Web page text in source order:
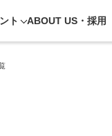
ト ABOUT US・ 採用